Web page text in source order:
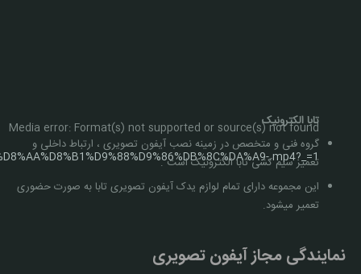
Media error: Format(s) not supported or source(s) not found
.mp4?_=1
00:00
تابا الکترونیک
گروه فنی و متخصص در زمینه نصب آیفون تصویری ، ارتباط داخلی و
تعمیر سیم کشی تابا الکترونیک است .
این مجموعه دارای تمام لوازم یدک آیفون تصویری تابا به صورت حضوری
تعمیر میشود.
نمایندگی مجاز آیفون تصویری